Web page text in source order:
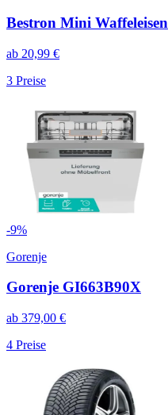
Bestron Mini Waffeleisen
ab 20,99 €
3 Preise
-9%
Gorenje
Gorenje GI663B90X
ab 379,00 €
4 Preise